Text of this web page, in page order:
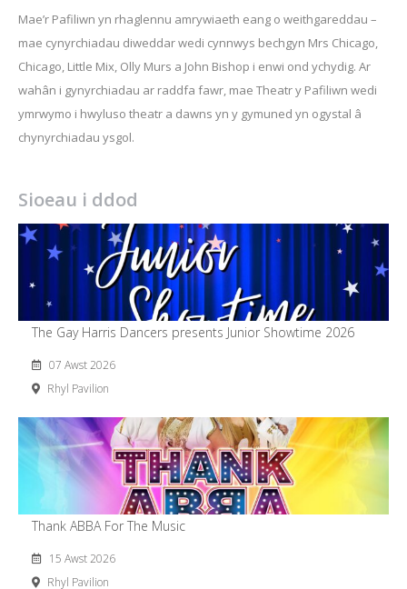
Mae’r Pafiliwn yn rhaglennu amrywiaeth eang o weithgareddau –
mae cynyrchiadau diweddar wedi cynnwys bechgyn Mrs Chicago,
Chicago, Little Mix, Olly Murs a John Bishop i enwi ond ychydig. Ar
wahân i gynyrchiadau ar raddfa fawr, mae Theatr y Pafiliwn wedi
ymrwymo i hwyluso theatr a dawns yn y gymuned yn ogystal â
chynyrchiadau ysgol.
Sioeau i ddod
The Gay Harris Dancers presents Junior Showtime 2026
07 Awst 2026
Rhyl Pavilion
Thank ABBA For The Music
15 Awst 2026
Rhyl Pavilion